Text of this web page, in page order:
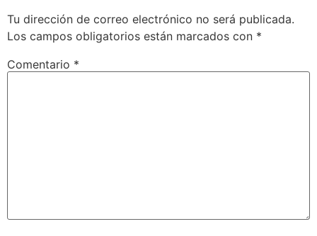
Tu dirección de correo electrónico no será publicada.
Los campos obligatorios están marcados con *
Comentario *